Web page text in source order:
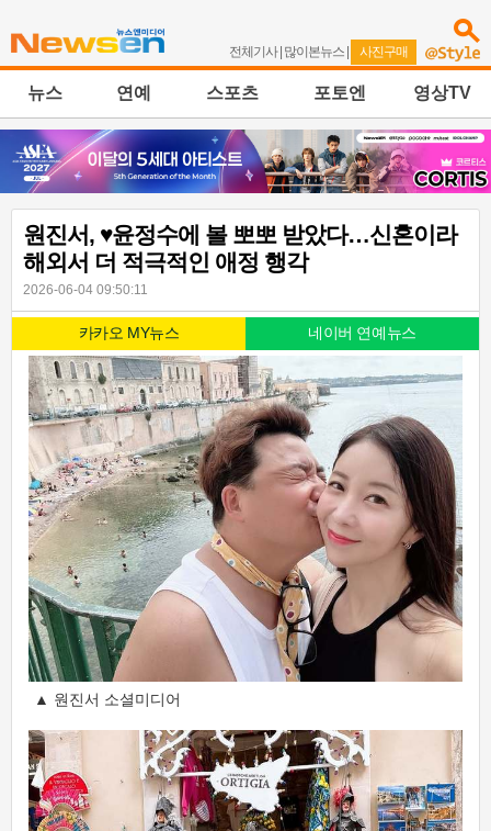
전체기사| 많이본뉴스 | 사진구매
뉴스 연예 스포츠 포토엔 영상TV
원진서, ♥윤정수에 볼 뽀뽀 받았다…신혼이라
해외서 더 적극적인 애정 행각
2026-06-04 09:50:11
카카오 MY뉴스 네이버 연예뉴스
▲ 원진서 소셜미디어